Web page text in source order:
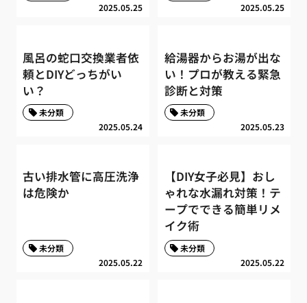
2025.05.25 2025.05.25
風呂の蛇口交換業者依
頼とDIYどっちがい
い？
2025.05.24
未分類
給湯器からお湯が出な
い！プロが教える緊急
診断と対策
2025.05.23
未分類
古い排水管に高圧洗浄
は危険か
2025.05.22
未分類
【DIY女子必見】おし
ゃれな水漏れ対策！テ
ープでできる簡単リメ
イク術
2025.05.22
未分類